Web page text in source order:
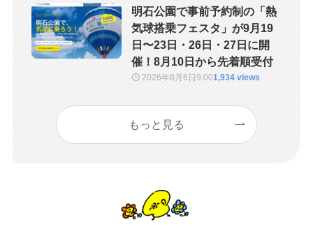
明石公園で事前予約制の「熱
気球搭乗フェスタ」が9月19
日〜23日・26日・27日に開
催！8月10日から先着順受付
2026年8月6日9:001,934 views
もっと見る